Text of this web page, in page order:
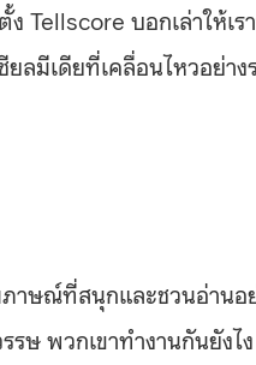
Tellscore บอกเล่าให้เร
ลมีเดียที่เคลื่อนไหวอย่า
ณ์ที่สนุกและชวนอ่านอย่า
ษ พวกเขาทำงานกันยัง